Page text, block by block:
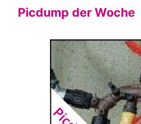
Picdump der Woche